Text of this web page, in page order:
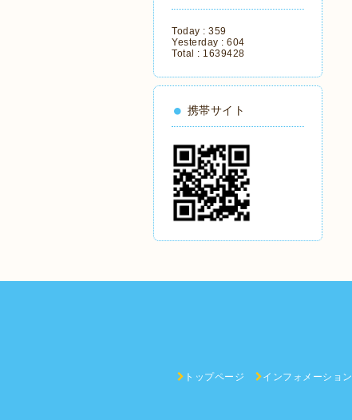
Today : 359
Yesterday : 604
Total : 1639428
携帯サイト
トップページ インフォメーション